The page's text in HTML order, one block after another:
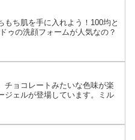
ち肌を手に入れよう！100均と
ゥの洗顔フォームが人気なの？
チョコレートみたいな色味が楽
ジェルが登場しています。ミル